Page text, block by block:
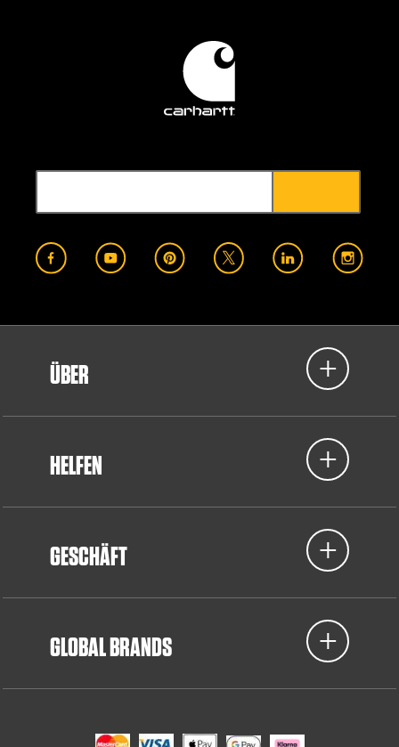
ÜBER
HELFEN
GESCHÄFT
GLOBAL BRANDS